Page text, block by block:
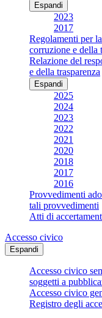
Espandi
2023
2017
Regolamenti per
corruzione e della
Relazione del
e della trasparenza
Espandi
2025
2024
2023
2022
2021
2020
2018
2017
2016
Provvedimenti
tali provvedimenti
Atti di
Accesso civico
Espandi
Accesso civico
soggetti a
Accesso civico
Registro degli